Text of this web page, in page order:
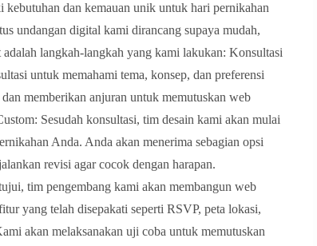
dan kemauan unik untuk hari pernikahan
undangan digital kami dirancang supaya mudah,
langkah-langkah yang kami lakukan: Konsultasi
untuk memahami tema, konsep, dan preferensi
memberikan anjuran untuk memutuskan web
Sesudah konsultasi, tim desain kami akan mulai
Anda. Anda akan menerima sebagian opsi
revisi agar cocok dengan harapan.
tim pengembang kami akan membangun web
yang telah disepakati seperti RSVP, peta lokasi,
akan melaksanakan uji coba untuk memutuskan